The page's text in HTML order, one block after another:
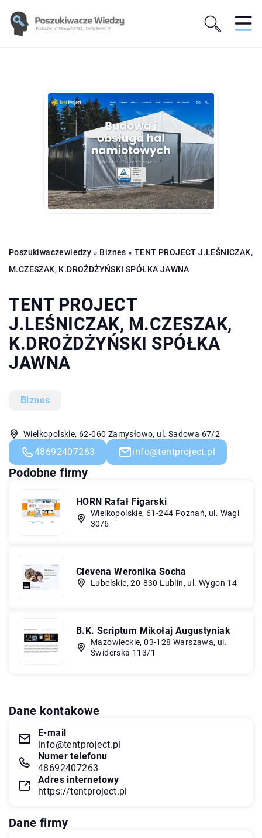
Poszukiwaczewiedzy » Biznes »TENT PROJECT J.LEŚNICZAK,
M.CZESZAK, K.DROŻDŻYŃSKI SPÓŁKA JAWNA
TENT PROJECT
J.LEŚNICZAK, M.CZESZAK,
K.DROŻDŻYŃSKI SPÓŁKA
JAWNA
Biznes
Wielkopolskie, 62-060 Zamysłowo, ul. Sadowa 67/2
48692407263 info@tentproject.pl
Podobne firmy
HORN Rafał Figarski
Wielkopolskie, 61-244 Poznań, ul. Wagi
30/6
Clevena Weronika Socha
Lubelskie, 20-830 Lublin, ul. Wygon 14
B.K. Scriptum Mikołaj Augustyniak
Mazowieckie, 03-128 Warszawa, ul.
Świderska 113/1
Dane kontakowe
E-mail
info@tentproject.pl
Numer telefonu
48692407263
Adres internetowy
https://tentproject.pl
Dane firmy